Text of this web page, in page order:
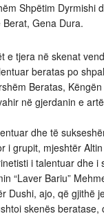
Shpëtim Dyrmishi
Gena Dura.
e tjera në skenat
beratas po
Beratas,
në gjerdanin e
dhe të
i grupit, mjeshtër
i talentuar dhe i
“Laver Bariu”
Dushi, ajo, që gjithë
skenës beratase,